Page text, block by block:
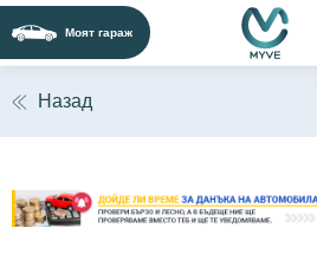
Моят гараж
Назад